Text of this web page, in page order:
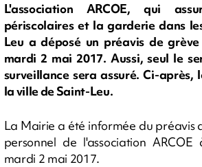
L'association ARCOE, qui
périscolaires et la garderie dans
Leu a déposé un préavis de
mardi 2 mai 2017. Aussi, seul le
surveillance sera assuré. Ci-après,
la ville de Saint-Leu.
La Mairie a été informée du préavis
personnel de l'association
mardi 2 mai 2017.